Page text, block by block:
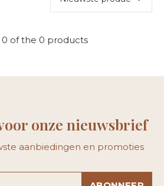
0 of the 0 products
onze nieuwsbrief
aanbiedingen en promoties